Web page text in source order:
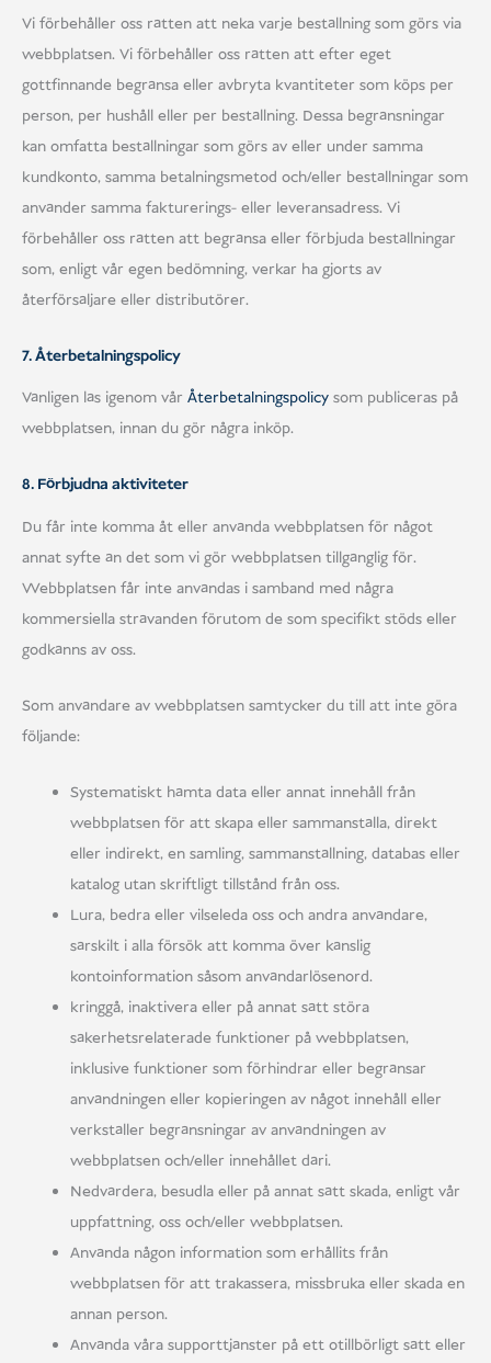
Vi förbehåller oss rätten att neka varje beställning som görs via
webbplatsen. Vi förbehåller oss rätten att efter eget
gottfinnande begränsa eller avbryta kvantiteter som köps per
person, per hushåll eller per beställning. Dessa begränsningar
kan omfatta beställningar som görs av eller under samma
kundkonto, samma betalningsmetod och/eller beställningar som
använder samma fakturerings- eller leveransadress. Vi
förbehåller oss rätten att begränsa eller förbjuda beställningar
som, enligt vår egen bedömning, verkar ha gjorts av
återförsäljare eller distributörer.
7. Återbetalningspolicy
Vänligen läs igenom vår Återbetalningspolicy som publiceras på
webbplatsen, innan du gör några inköp.
8. Förbjudna aktiviteter
Du får inte komma åt eller använda webbplatsen för något
annat syfte än det som vi gör webbplatsen tillgänglig för.
Webbplatsen får inte användas i samband med några
kommersiella strävanden förutom de som specifikt stöds eller
godkänns av oss.
Som användare av webbplatsen samtycker du till att inte göra
följande:
Systematiskt hämta data eller annat innehåll från
webbplatsen för att skapa eller sammanställa, direkt
eller indirekt, en samling, sammanställning, databas eller
katalog utan skriftligt tillstånd från oss.
Lura, bedra eller vilseleda oss och andra användare,
särskilt i alla försök att komma över känslig
kontoinformation såsom användarlösenord.
kringgå, inaktivera eller på annat sätt störa
säkerhetsrelaterade funktioner på webbplatsen,
inklusive funktioner som förhindrar eller begränsar
användningen eller kopieringen av något innehåll eller
verkställer begränsningar av användningen av
webbplatsen och/eller innehållet däri.
Nedvärdera, besudla eller på annat sätt skada, enligt vår
uppfattning, oss och/eller webbplatsen.
Använda någon information som erhållits från
webbplatsen för att trakassera, missbruka eller skada en
annan person.
Använda våra supporttjänster på ett otillbörligt sätt eller